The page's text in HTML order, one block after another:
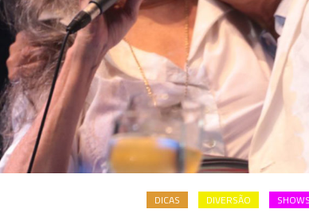
DICAS DIVERSÃO SHOWS